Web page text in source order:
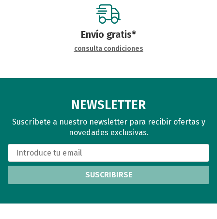
Envío gratis*
consulta condiciones
NEWSLETTER
Suscríbete a nuestro newsletter para recibir ofertas y
novedades exclusivas.
SUSCRIBIRSE